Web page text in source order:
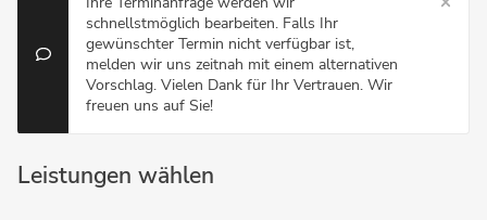
schnellstmöglich bearbeiten. Falls Ihr
gewünschter Termin nicht verfügbar ist,
melden wir uns zeitnah mit einem alternativen
Vorschlag. Vielen Dank für Ihr Vertrauen. Wir
freuen uns auf Sie!
Leistungen wählen